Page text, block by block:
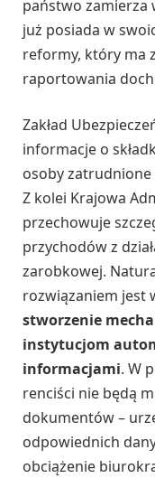
państwo zamierza
już posiada w
reformy, który ma
raportowania
Zakład
informacje o
osoby zatrudnione
Z kolei Krajowa
przechowuje
przychodów z
zarobkowej.
rozwiązaniem jest
stworzenie
instytucjom
informacjami. W
renciści nie będą
dokumentów –
odpowiednich
obciążenie